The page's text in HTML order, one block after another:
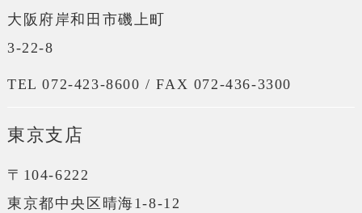
大阪府岸和田市磯上町
3-22-8
TEL 072-423-8600 / FAX 072-436-3300
東京支店
〒104-6222
東京都中央区晴海1-8-12